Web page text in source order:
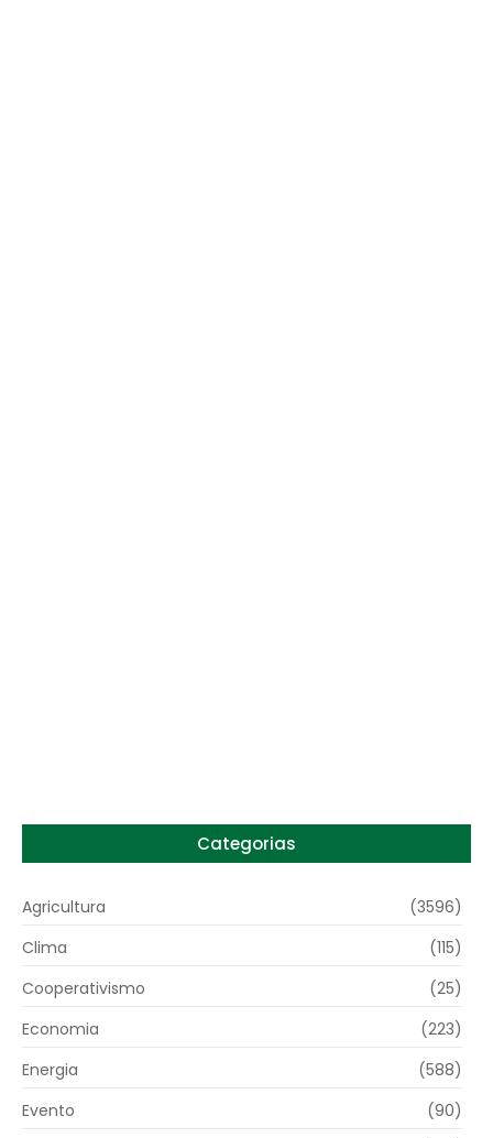
Categorias
Agricultura
(3596)
Clima
(115)
Cooperativismo
(25)
Economia
(223)
Energia
(588)
Evento
(90)